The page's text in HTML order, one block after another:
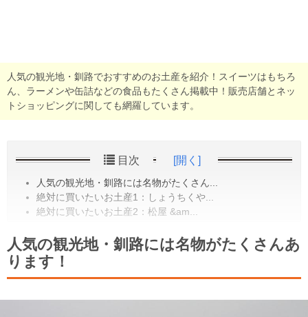
人気の観光地・釧路でおすすめのお土産を紹介！スイーツはもちろ
ん、ラーメンや缶詰などの食品もたくさん掲載中！販売店舗とネッ
トショッピングに関しても網羅しています。
目次 [開く]
人気の観光地・釧路には名物がたくさん...
絶対に買いたいお土産1：しょうちくや...
絶対に買いたいお土産2：松屋 &am...
人気の観光地・釧路には名物がたくさんあ
ります！